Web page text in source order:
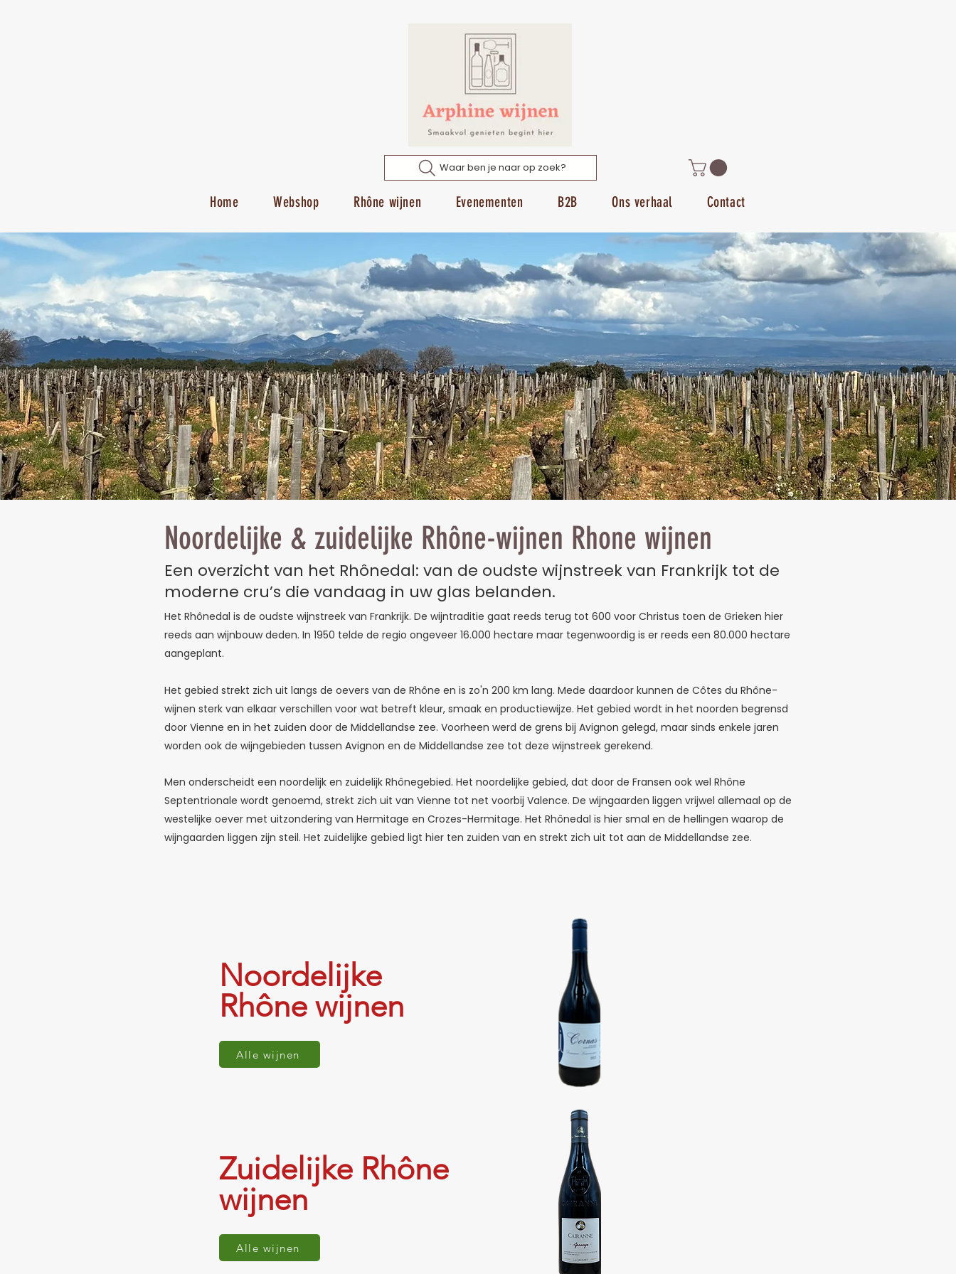
Waar ben je naar op zoek?
Home Webshop Rhône wijnen Evenementen B2B Ons verhaal Contact
Noordelijke & zuidelijke Rhône-wijnen Rhone wijnen
Een overzicht van het Rhônedal: van de oudste wijnstreek van Frankrijk tot de
moderne cru’s die vandaag in uw glas belanden.
Het Rhônedal is de oudste wijnstreek van Frankrijk. De wijntraditie gaat reeds terug tot 600 voor Christus toen de Grieken hier
reeds aan wijnbouw deden. In 1950 telde de regio ongeveer 16.000 hectare maar tegenwoordig is er reeds een 80.000 hectare
aangeplant.
Het gebied strekt zich uit langs de oevers van de Rhône en is zo'n 200 km lang. Mede daardoor kunnen de Côtes du Rhône-
wijnen sterk van elkaar verschillen voor wat betreft kleur, smaak en productiewijze. Het gebied wordt in het noorden begrensd
door Vienne en in het zuiden door de Middellandse zee. Voorheen werd de grens bij Avignon gelegd, maar sinds enkele jaren
worden ook de wijngebieden tussen Avignon en de Middellandse zee tot deze wijnstreek gerekend.
Men onderscheidt een noordelijk en zuidelijk Rhônegebied. Het noordelijke gebied, dat door de Fransen ook wel Rhône
Septentrionale wordt genoemd, strekt zich uit van Vienne tot net voorbij Valence. De wijngaarden liggen vrijwel allemaal op de
westelijke oever met uitzondering van Hermitage en Crozes-Hermitage. Het Rhônedal is hier smal en de hellingen waarop de
wijngaarden liggen zijn steil. Het zuidelijke gebied ligt hier ten zuiden van en strekt zich uit tot aan de Middellandse zee.
Noordelijke
Rhône wijnen
Alle wijnen
Zuidelijke Rhône
wijnen
Alle wijnen